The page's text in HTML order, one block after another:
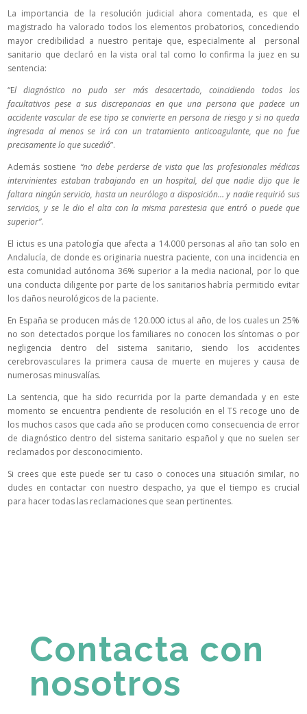
La importancia de la resolución judicial ahora comentada, es que el
magistrado ha valorado todos los elementos probatorios, concediendo
mayor credibilidad a nuestro peritaje que, especialmente al personal
sanitario que declaró en la vista oral tal como lo confirma la juez en su
sentencia:
“El diagnóstico no pudo ser más desacertado, coincidiendo todos los
facultativos pese a sus discrepancias en que una persona que padece un
accidente vascular de ese tipo se convierte en persona de riesgo y si no queda
ingresada al menos se irá con un tratamiento anticoagulante, que no fue
precisamente lo que sucedió”.
Además sostiene “no debe perderse de vista que las profesionales médicas
intervinientes estaban trabajando en un hospital, del que nadie dijo que le
faltara ningún servicio, hasta un neurólogo a disposición… y nadie requirió sus
servicios, y se le dio el alta con la misma parestesia que entró o puede que
superior”.
El ictus es una patología que afecta a 14.000 personas al año tan solo en
Andalucía, de donde es originaria nuestra paciente, con una incidencia en
esta comunidad autónoma 36% superior a la media nacional, por lo que
una conducta diligente por parte de los sanitarios habría permitido evitar
los daños neurológicos de la paciente.
En España se producen más de 120.000 ictus al año, de los cuales un 25%
no son detectados porque los familiares no conocen los síntomas o por
negligencia dentro del sistema sanitario, siendo los accidentes
cerebrovasculares la primera causa de muerte en mujeres y causa de
numerosas minusvalías.
La sentencia, que ha sido recurrida por la parte demandada y en este
momento se encuentra pendiente de resolución en el TS recoge uno de
los muchos casos que cada año se producen como consecuencia de error
de diagnóstico dentro del sistema sanitario español y que no suelen ser
reclamados por desconocimiento.
Si crees que este puede ser tu caso o conoces una situación similar, no
dudes en contactar con nuestro despacho, ya que el tiempo es crucial
para hacer todas las reclamaciones que sean pertinentes.
Contacta con
nosotros